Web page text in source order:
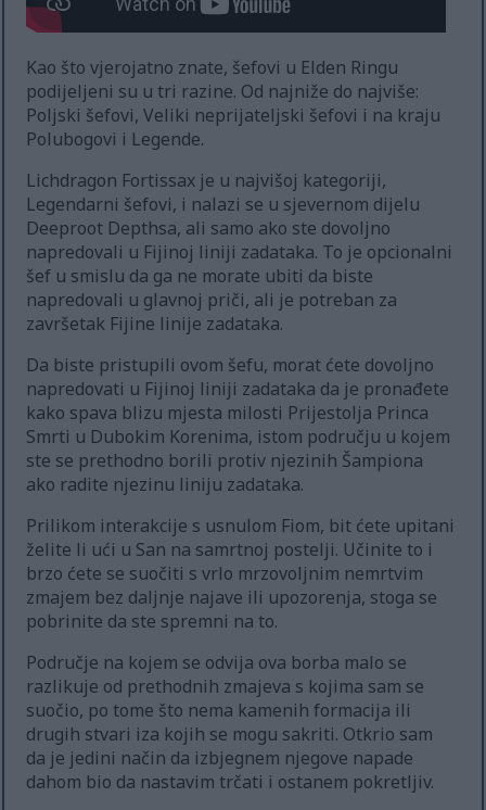
Kao što vjerojatno znate, šefovi u Elden Ringu
podijeljeni su u tri razine. Od najniže do najviše:
Poljski šefovi, Veliki neprijateljski šefovi i na kraju
Polubogovi i Legende.
Lichdragon Fortissax je u najvišoj kategoriji,
Legendarni šefovi, i nalazi se u sjevernom dijelu
Deeproot Depthsa, ali samo ako ste dovoljno
napredovali u Fijinoj liniji zadataka. To je opcionalni
šef u smislu da ga ne morate ubiti da biste
napredovali u glavnoj priči, ali je potreban za
završetak Fijine linije zadataka.
Da biste pristupili ovom šefu, morat ćete dovoljno
napredovati u Fijinoj liniji zadataka da je pronađete
kako spava blizu mjesta milosti Prijestolja Princa
Smrti u Dubokim Korenima, istom području u kojem
ste se prethodno borili protiv njezinih Šampiona
ako radite njezinu liniju zadataka.
Prilikom interakcije s usnulom Fiom, bit ćete upitani
želite li ući u San na samrtnoj postelji. Učinite to i
brzo ćete se suočiti s vrlo mrzovoljnim nemrtvim
zmajem bez daljnje najave ili upozorenja, stoga se
pobrinite da ste spremni na to.
Područje na kojem se odvija ova borba malo se
razlikuje od prethodnih zmajeva s kojima sam se
suočio, po tome što nema kamenih formacija ili
drugih stvari iza kojih se mogu sakriti. Otkrio sam
da je jedini način da izbjegnem njegove napade
dahom bio da nastavim trčati i ostanem pokretljiv.